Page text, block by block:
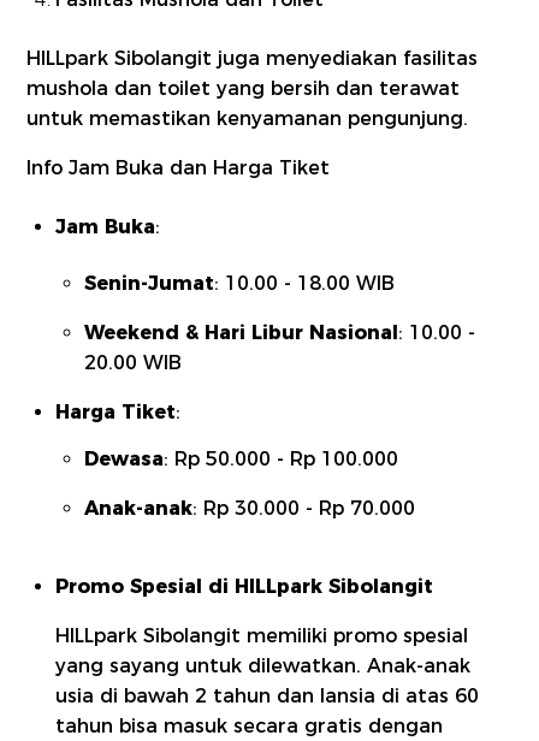
HILLpark Sibolangit juga menyediakan fasilitas
mushola dan toilet yang bersih dan terawat
untuk memastikan kenyamanan pengunjung.
Info Jam Buka dan Harga Tiket
Jam Buka:
Senin-Jumat: 10.00 - 18.00 WIB
Weekend & Hari Libur Nasional: 10.00 -
20.00 WIB
Harga Tiket:
Dewasa: Rp 50.000 - Rp 100.000
Anak-anak: Rp 30.000 - Rp 70.000
Promo Spesial di HILLpark Sibolangit
HILLpark Sibolangit memiliki promo spesial
yang sayang untuk dilewatkan. Anak-anak
usia di bawah 2 tahun dan lansia di atas 60
tahun bisa masuk secara gratis dengan